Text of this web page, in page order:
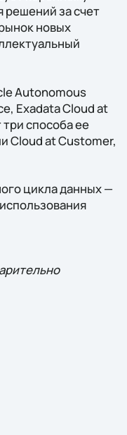
решений за счет
новых
Autonomous
Exadata Cloud at
способа ее
Cloud at Customer,
цикла данных —